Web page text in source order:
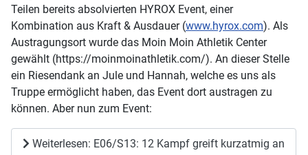
Teilen bereits absolvierten HYROX Event, einer
Kombination aus Kraft & Ausdauer (www.hyrox.com). Als
Austragungsort wurde das Moin Moin Athletik Center
gewählt (https://moinmoinathletik.com/). An dieser Stelle
ein Riesendank an Jule und Hannah, welche es uns als
Truppe ermöglicht haben, das Event dort austragen zu
können. Aber nun zum Event:
Weiterlesen: E06/S13: 12 Kampf greift kurzatmig an